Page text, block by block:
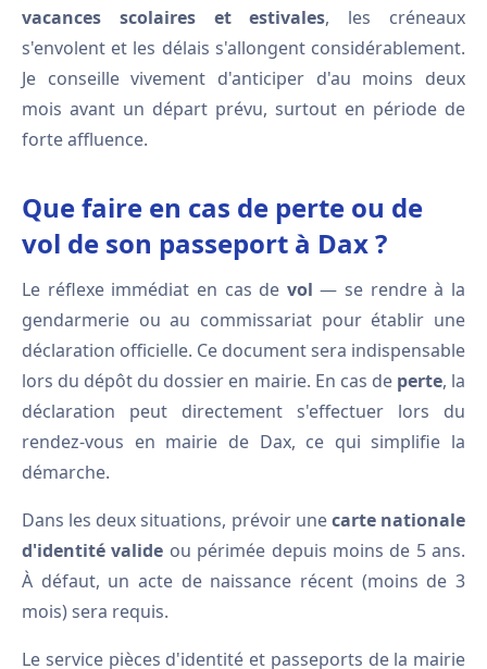
vacances scolaires et estivales, les créneaux
s'envolent et les délais s'allongent considérablement.
Je conseille vivement d'anticiper d'au moins deux
mois avant un départ prévu, surtout en période de
forte affluence.
Que faire en cas de perte ou de
vol de son passeport à Dax ?
Le réflexe immédiat en cas de vol — se rendre à la
gendarmerie ou au commissariat pour établir une
déclaration officielle. Ce document sera indispensable
lors du dépôt du dossier en mairie. En cas de perte, la
déclaration peut directement s'effectuer lors du
rendez-vous en mairie de Dax, ce qui simplifie la
démarche.
Dans les deux situations, prévoir unecarte nationale
d'identité valide ou périmée depuis moins de 5 ans.
À défaut, un acte de naissance récent (moins de 3
mois) sera requis.
Le service pièces d'identité et passeports de la mairie